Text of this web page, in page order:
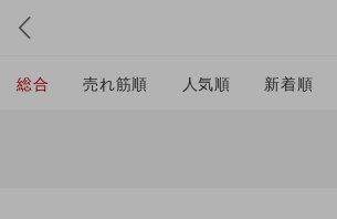
総合 売れ筋順 人気順 新着順